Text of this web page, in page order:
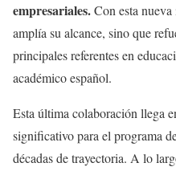
empresariales.Con esta
amplía su alcance, sino que
principales referentes en
académico español.
Esta última colaboración llega
significativo para el programa
décadas de trayectoria. A lo